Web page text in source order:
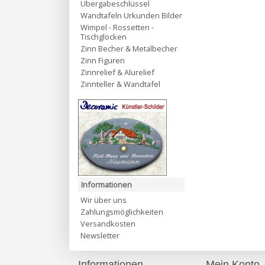
Übergabeschlüssel
Wandtafeln Urkunden Bilder
Wimpel - Rossetten -
Tischglocken
Zinn Becher & Metalbecher
Zinn Figuren
Zinnrelief & Alurelief
Zinnteller & Wandtafel
Informationen
Wir über uns
Zahlungsmöglichkeiten
Versandkosten
Newsletter